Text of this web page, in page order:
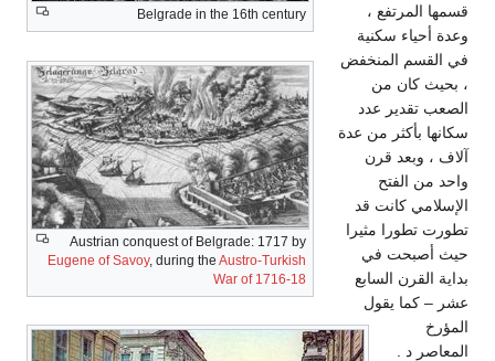
Belgrade in the 16th century
Austrian conquest of Belgrade: 1717 by
Eugene of Savoy, during the Austro-Turkish
War of 1716-18
قسمها المرتفع ،
وعدة أحياء سكنية
في القسم المنخفض
، بحيث كان من
الصعب تقدير عدد
سكانها بأكثر من عدة
آلاف ، وبعد قرن
واحد من الفتح
الإسلامي كانت قد
تطورت تطورا مثيرا
حيث أصبحت في
بداية القرن السابع
عشر – كما يقول
المؤرخ
المعاصر د .